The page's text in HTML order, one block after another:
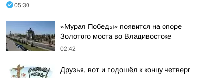
05:30
«Мурал Победы» появится на опоре
Золотого моста во Владивостоке
02:42
Друзья, вот и подошёл к концу четверг